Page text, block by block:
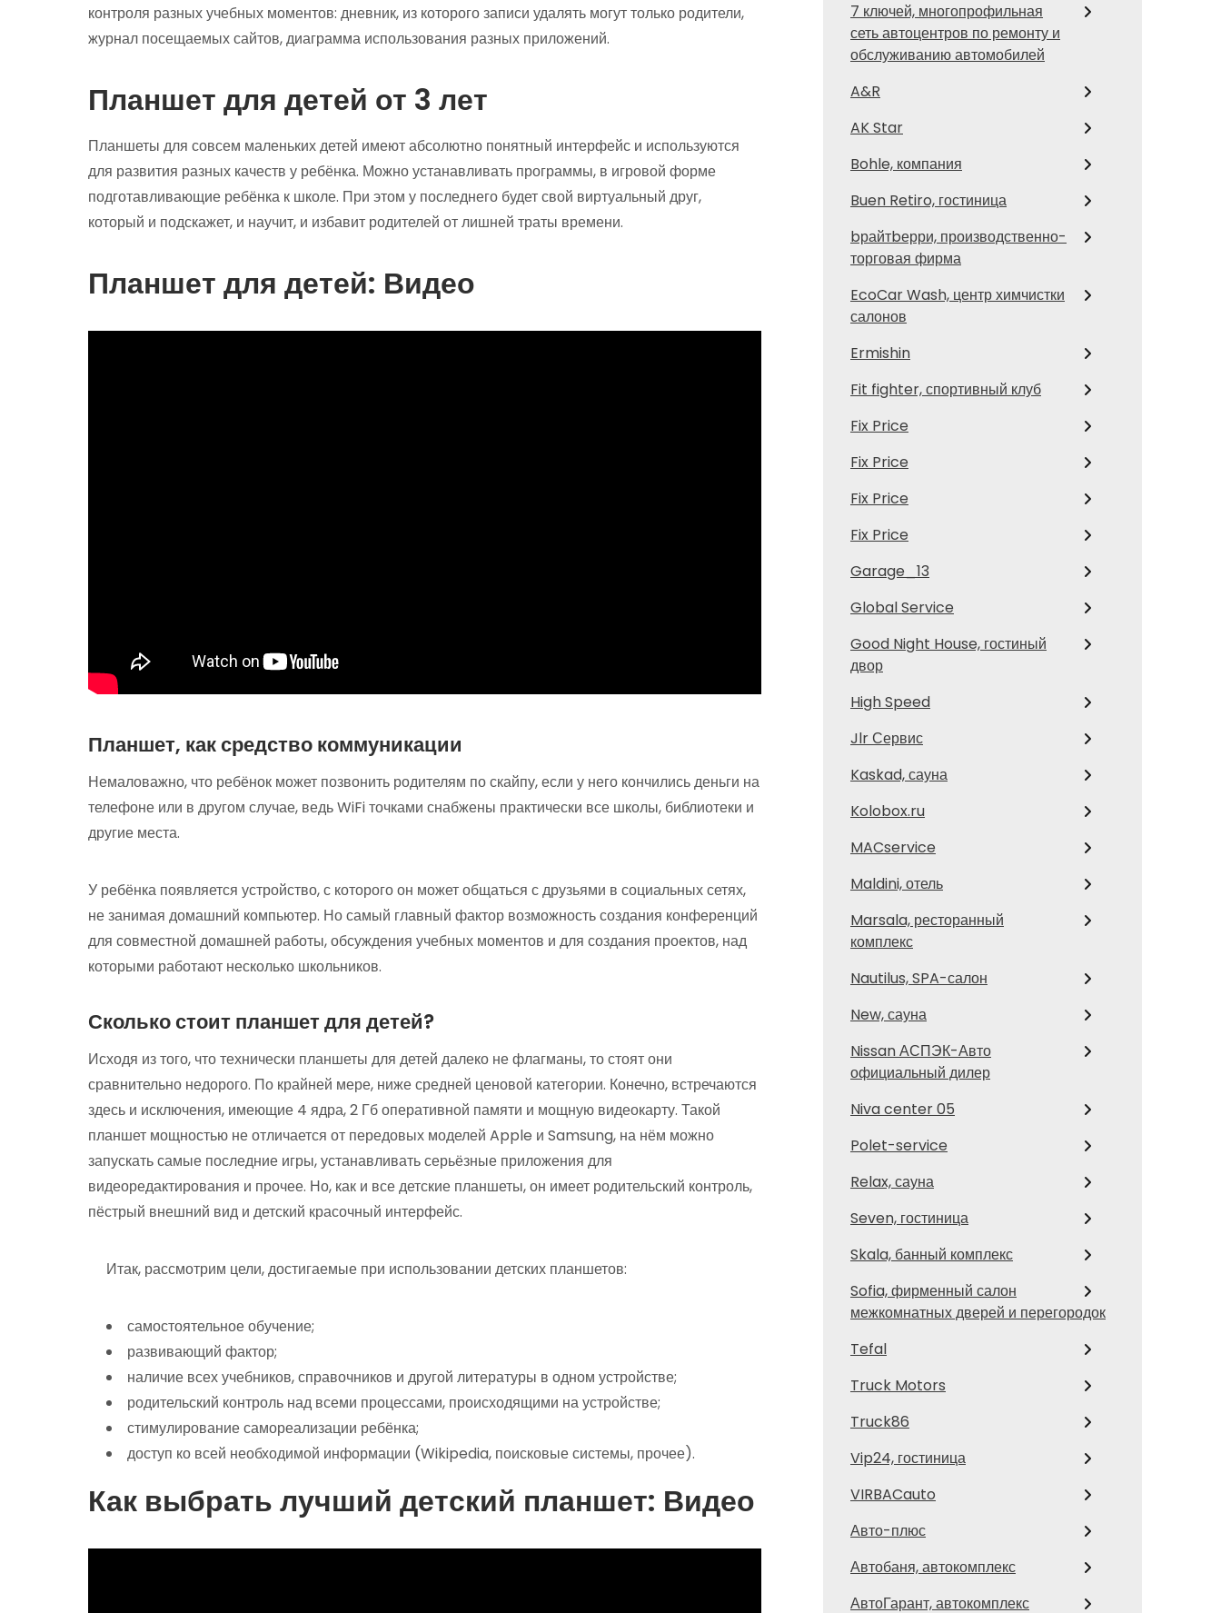
контроля разных учебных моментов: дневник, из которого записи удалять могут только родители,
журнал посещаемых сайтов, диаграмма использования разных приложений.
Планшет для детей от 3 лет
Планшеты для совсем маленьких детей имеют абсолютно понятный интерфейс и используются
для развития разных качеств у ребёнка. Можно устанавливать программы, в игровой форме
подготавливающие ребёнка к школе. При этом у последнего будет свой виртуальный друг,
который и подскажет, и научит, и избавит родителей от лишней траты времени.
Планшет для детей: Видео
Планшет, как средство коммуникации
Немаловажно, что ребёнок может позвонить родителям по скайпу, если у него кончились деньги на
телефоне или в другом случае, ведь WiFi точками снабжены практически все школы, библиотеки и
другие места.
У ребёнка появляется устройство, с которого он может общаться с друзьями в социальных сетях,
не занимая домашний компьютер. Но самый главный фактор возможность создания конференций
для совместной домашней работы, обсуждения учебных моментов и для создания проектов, над
которыми работают несколько школьников.
Сколько стоит планшет для детей?
Исходя из того, что технически планшеты для детей далеко не флагманы, то стоят они
сравнительно недорого. По крайней мере, ниже средней ценовой категории. Конечно, встречаются
здесь и исключения, имеющие 4 ядра, 2 Гб оперативной памяти и мощную видеокарту. Такой
планшет мощностью не отличается от передовых моделей Apple и Samsung, на нём можно
запускать самые последние игры, устанавливать серьёзные приложения для
видеоредактирования и прочее. Но, как и все детские планшеты, он имеет родительский контроль,
пёстрый внешний вид и детский красочный интерфейс.
Итак, рассмотрим цели, достигаемые при использовании детских планшетов:
самостоятельное обучение;
развивающий фактор;
наличие всех учебников, справочников и другой литературы в одном устройстве;
родительский контроль над всеми процессами, происходящими на устройстве;
стимулирование самореализации ребёнка;
доступ ко всей необходимой информации (Wikipedia, поисковые системы, прочее).
Как выбрать лучший детский планшет: Видео
7 ключей, многопрофильная
сеть автоцентров по ремонту и
обслуживанию автомобилей
A&R
AK Star
Bohle, компания
Buen Retiro, гостиница
bрайтbерри, производственно-
торговая фирма
EcoCar Wash, центр химчистки
салонов
Ermishin
Fit fighter, спортивный клуб
Fix Price
Fix Price
Fix Price
Fix Price
Garage_13
Global Service
Good Night House, гостиный
двор
High Speed
Jlr Сервис
Kaskad, сауна
Kolobox.ru
MACservice
Maldini, отель
Marsala, ресторанный
комплекс
Nautilus, SPA-салон
New, сауна
Nissan АСПЭК-Авто
официальный дилер
Niva center 05
Polet-service
Relax, сауна
Seven, гостиница
Skala, банный комплекс
Sofia, фирменный салон
межкомнатных дверей и перегородок
Tefal
Truck Motors
Truck86
Vip24, гостиница
VIRBACauto
Авто-плюс
Автобаня, автокомплекс
АвтоГарант, автокомплекс